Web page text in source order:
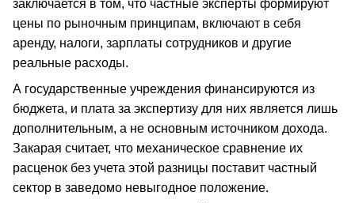
заключается в том, что частные эксперты формируют
цены по рыночным принципам, включают в себя
аренду, налоги, зарплаты сотрудников и другие
реальные расходы.
А государственные учреждения финансируются из
бюджета, и плата за экспертизу для них является лишь
дополнительным, а не основным источником дохода.
Закарая считает, что механическое сравнение их
расценок без учета этой разницы поставит частный
сектор в заведомо невыгодное положение.